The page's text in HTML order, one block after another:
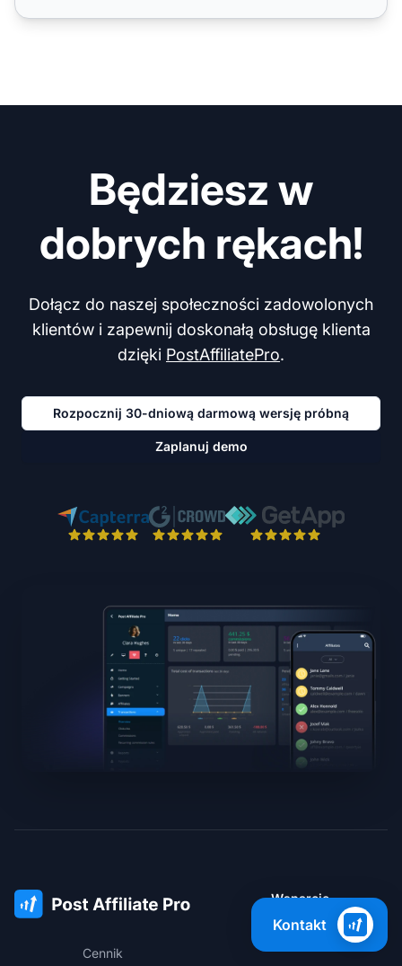
Będziesz w
dobrych rękach!
Dołącz do naszej społeczności zadowolonych
klientów i zapewnij doskonałą obsługę klienta
dzięki PostAffiliatePro.
Rozpocznij 30-dniową darmową wersję próbną
Zaplanuj demo
Cennik
Wsparcie
Kontakt